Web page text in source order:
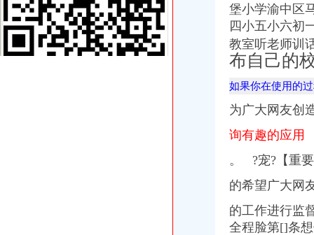
渝中区马家堡小学好不好呀？求指教-早教幼儿园小学-重庆购物狂
说课唐令春重庆渝中区马家堡小学《可能》-原创-搜狐
重庆市渝中区马家堡小学-城市吧街景地图
【重庆市渝中区马家堡-公交车站商铺出租渝中大坪商铺出租】第一时
重庆市渝中区马家堡小学附近7天_重庆市渝中区马家堡小学附近7天连
【重庆市渝中区大坪制面厂马家堡饮食店】重庆市渝中区大坪制面厂
市渝中区马家堡小学股票开户,重庆市渝中区马家堡小学股票开户,
渝中区中华路小学、马家堡小学新学期响“创模”第一_环保先锋_
重庆市渝中区马家堡小学校择校费|重庆市渝中区马家堡小学校住宿费,
重庆中房家苑房产经纪有限公司渝中区马家堡经营部_【信用信息_诉讼
说课唐令春重庆渝中区马家堡小学《可能》—在线播放—优酷
堡小学渝中区
四小五小六初
教室听老师训
布自己的
如果你在使用的
为广大网友创
询有趣的应用
。 ?宠?【重
的希望广大网
的工作进行监
全程脸第[]条